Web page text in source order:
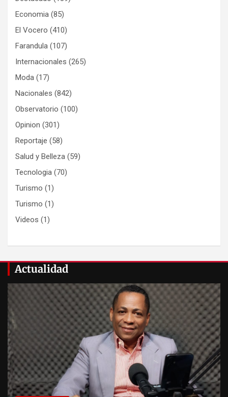
Economia (85)
El Vocero (410)
Farandula (107)
Internacionales (265)
Moda (17)
Nacionales (842)
Observatorio (100)
Opinion (301)
Reportaje (58)
Salud y Belleza (59)
Tecnologia (70)
Turismo (1)
Turismo (1)
Videos (1)
Actualidad